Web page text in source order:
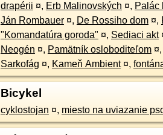
drapérii ¤, Erb Malinovských ¤, Palác
Ján Rombauer ¤, De Rossiho dom ¤,
"Komandatúra goroda" ¤, Sediaci akt
Neogén ¤, Pamätník osloboditeľom ¤,
Sarkofág ¤, Kameň Ambient ¤,
Bicykel
cyklostojan ¤, miesto na uviazanie